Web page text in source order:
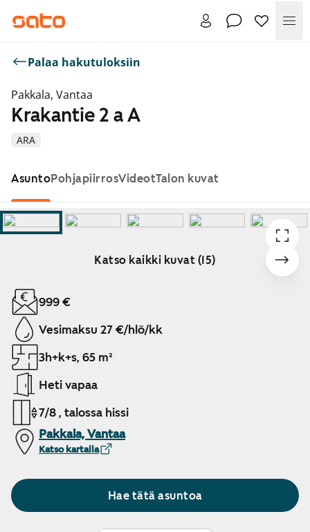
Palaa hakutuloksiin
Pakkala, Vantaa
ARA
Krakantie 2 a A
AsuntoPohjapiirrosVideotTalon kuvat
Katso kaikki kuvat (15)
Näytetään dia 1 / 15
999 €
Vesimaksu 27 €/hlö/kk
3h+k+s, 65 m²
Heti vapaa
7/8 , talossa hissi
Pakkala, Vantaa
Katso kartalla
Hae tätä asuntoa